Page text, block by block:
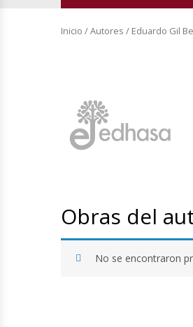
Inicio / Autores / Eduardo Gil
Obras del
No se encontraron